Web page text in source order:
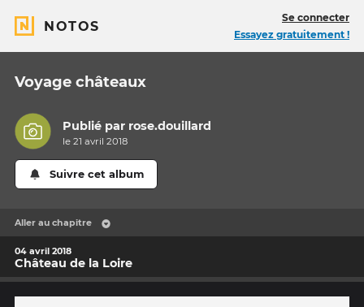
NOTOS
Se connecter
Essayez gratuitement !
Voyage châteaux
Publié par rose.douillard
le 21 avril 2018
Suivre cet album
Aller au chapitre
04 avril 2018
Château de la Loire